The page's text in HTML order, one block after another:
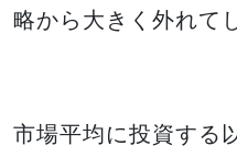
略から大きく外れて
市場平均に投資する